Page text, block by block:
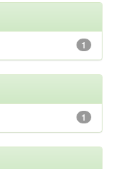
1
1